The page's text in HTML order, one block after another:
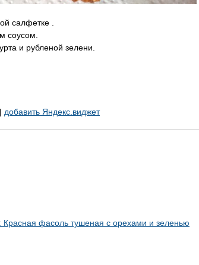
салфетке .
соусом.
и рубленой зелени.
добавить Яндекс.виджет
фасоль тушеная с орехами и зеленью